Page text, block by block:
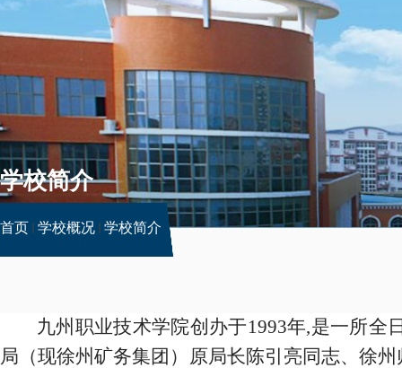
首页 学校概况 学校简介
学校简介
九州职业技术学院创办于1993年,是一所全
局（现徐州矿务集团）原局长陈引亮同志、徐